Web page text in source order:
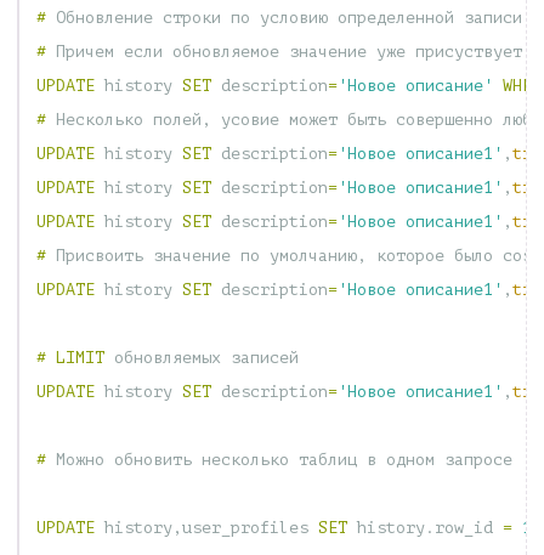
# Обновление строки по условию определенной
записи
# Причем если обновляемое значение уже присуствует
UPDATE history SET description= 'Новое описание'
# Несколько полей , усовие может быть совершенно
UPDATE history SET description= 'Новое описание1' ,
UPDATE history SET description= 'Новое описание1' ,
UPDATE history SET description= 'Новое описание1' ,
# Присвоить значение по умолчанию , которое было
UPDATE history SET description= 'Новое описание1' ,
# LIMIT обновляемых
записей
UPDATE history SET description= 'Новое описание1' ,
# Можно обновить несколько таблиц в одном запросе
UPDATE history , user_profiles SET history . row_id =